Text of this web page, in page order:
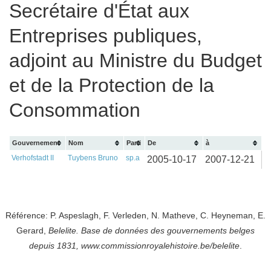
Secrétaire d'État aux
Entreprises publiques,
adjoint au Ministre du Budget
et de la Protection de la
Consommation
Gouvernement Nom Parti De à
Verhofstadt II Tuybens Bruno sp.a 2005-10-17 2007-12-21
Référence: P. Aspeslagh, F. Verleden, N. Matheve, C. Heyneman, E.
Gerard, Belelite. Base de données des gouvernements belges
depuis 1831, www.commissionroyalehistoire.be/belelite